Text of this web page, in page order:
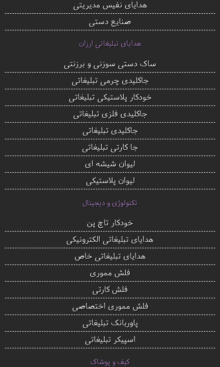
هدایای نفیس مدیریتی
صنایع دستی
هدایای تبلیغاتی ارزان
ساک دستی سوزنی و برزنتی
جاکلیدی چرمی تبلیغاتی
خودکار پلاستیکی تبلیغاتی
جاکلیدی فلزی تبلیغاتی
جاکلیدی تبلیغاتی
جا کارتی تبلیغاتی
لیوان شیشه ای
لیوان پلاستیکی
تکنولوژی و دیجیتال
خودکار تاچ پن
هدایای تبلیغاتی الکترونیکی
هدایای تبلیغاتی خاص
فلش مموری
فلش کارتی
فلش مموری اختصاصی
پاوربانک تبلیغاتی
اسپیکر تبلیغاتی
کیف و پوشاک